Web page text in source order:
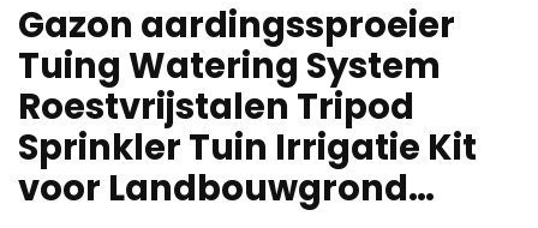
Gazon aardingssproeier
Tuing Watering System
Roestvrijstalen Tripod
Sprinkler Tuin Irrigatie Kit
voor Landbouwgrond…